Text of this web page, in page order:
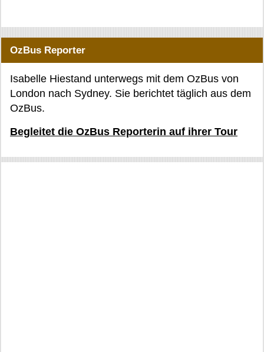
OzBus Reporter
Isabelle Hiestand unterwegs mit dem OzBus von
London nach Sydney. Sie berichtet täglich aus dem
OzBus.
Begleitet die OzBus Reporterin auf ihrer Tour